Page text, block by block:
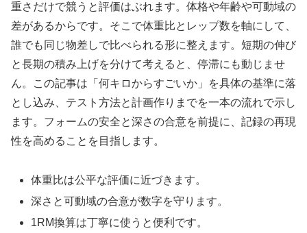
重さだけで競うと評価はぶれます。体格や年齢や可動域の
差があるからです。そこで体重比とレップ数を軸にして、
誰でも同じ物差しで比べられる形に整えます。短期の伸び
と長期の積み上げを分けて考えると、停滞にも動じませ
ん。この記事は「何キロからすごいか」を具体の基準に落
とし込み、テスト方法と計画作りまでを一本の流れで示し
ます。フォームの安全と深さの合意を前提に、記録の再現
性を高めることを目指します。
体重比は公平な評価に近づきます。
深さと可動域の合意が数字を守ります。
1RM換算は丁寧に使うと便利です。